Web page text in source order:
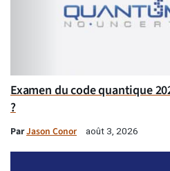
Examen du code quantique
?
ParJason Conor août 3, 2026